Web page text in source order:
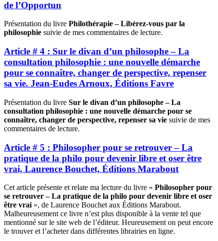
de l’Opportun
Présentation du livre Philothérapie – Libérez-vous par la
philosophie suivie de mes commentaires de lecture.
Article # 4 : Sur le divan d’un philosophe – La
consultation philosophie : une nouvelle démarche
pour se connaître, changer de perspective, repenser
sa vie. Jean-Eudes Arnoux, Éditions Favre
Présentation du livre Sur le divan d’un philosophe – La
consultation philosophie : une nouvelle démarche pour se
connaître, changer de perspective, repenser sa vie suivie de mes
commentaires de lecture.
Article # 5 : Philosopher pour se retrouver – La
pratique de la philo pour devenir libre et oser être
vrai, Laurence Bouchet, Éditions Marabout
Cet article présente et relate ma lecture du livre « Philosopher pour
se retrouver – La pratique de la philo pour devenir libre et oser
être vrai », de Laurence Bouchet aux Éditions Marabout.
Malheureusement ce livre n’est plus disponible à la vente tel que
mentionné sur le site web de l’éditeur. Heureusement on peut encore
le trouver et l’acheter dans différentes librairies en ligne.